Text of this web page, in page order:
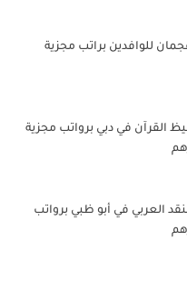
للوافدين براتب مجزية
القرآن في دبي برواتب مجزية
العربي في أبو ظبي برواتب